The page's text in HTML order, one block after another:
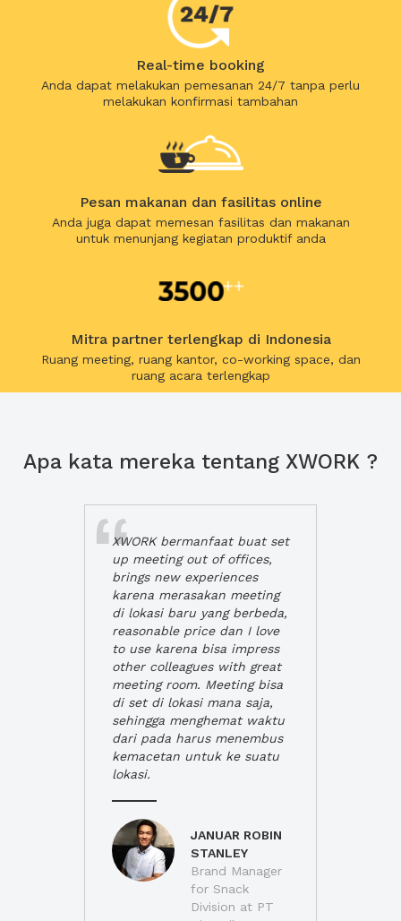
Real-time booking
Anda dapat melakukan pemesanan 24/7 tanpa perlu
melakukan konfirmasi tambahan
Pesan makanan dan fasilitas online
Anda juga dapat memesan fasilitas dan makanan
untuk menunjang kegiatan produktif anda
Mitra partner terlengkap di Indonesia
Ruang meeting, ruang kantor, co-working space, dan
ruang acara terlengkap
Apa kata mereka tentang XWORK ?
XWORK bermanfaat buat set
up meeting out of offices,
brings new experiences
karena merasakan meeting
di lokasi baru yang berbeda,
reasonable price dan I love
to use karena bisa impress
other colleagues with great
meeting room. Meeting bisa
di set di lokasi mana saja,
sehingga menghemat waktu
dari pada harus menembus
kemacetan untuk ke suatu
lokasi.
JANUAR ROBIN
STANLEY
Brand Manager
for Snack
Division at PT